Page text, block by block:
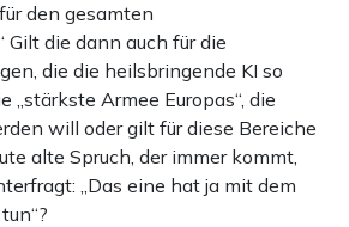
den gesamten
Gilt die dann auch für die
die die heilsbringende KI so
„stärkste Armee Europas“, die
will oder gilt für diese Bereiche
alte Spruch, der immer kommt,
„Das eine hat ja mit dem